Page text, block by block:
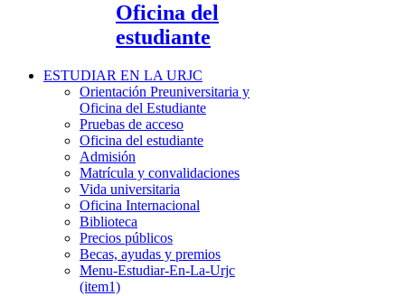
Oficina del
estudiante
ESTUDIAR EN LA URJC
Orientación Preuniversitaria y
Oficina del Estudiante
Pruebas de acceso
Oficina del estudiante
Admisión
Matrícula y convalidaciones
Vida universitaria
Oficina Internacional
Biblioteca
Precios públicos
Becas, ayudas y premios
Menu-Estudiar-En-La-Urjc
(item1)